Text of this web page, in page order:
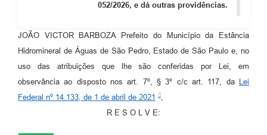
052/2026, e dá outras providências.
JOÃO VICTOR BARBOZA Prefeito do Município da Estância
Hidromineral de Águas de São Pedro, Estado de São Paulo e, no
uso das atribuições que lhe são conferidas por Lei, em
observância ao disposto nos art. 7º, § 3º c/c art. 117, da Lei
Federal nº 14.133, de 1 de abril de 2021
R E S O L V E: